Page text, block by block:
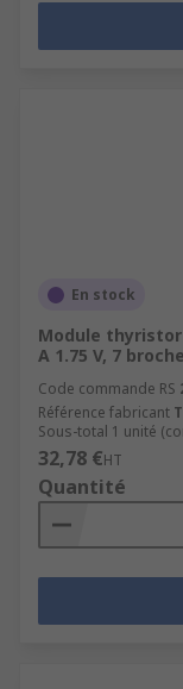
En stock
Module thyristor
A 1.75 V, 7
Code commande RS
Référence fabricant
Sous-total 1 unité
32,78 €HT
Quantité